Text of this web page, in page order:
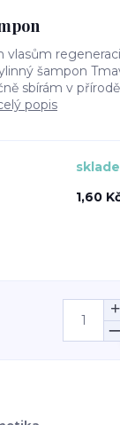
šampon
sbírám v
popis
1,60